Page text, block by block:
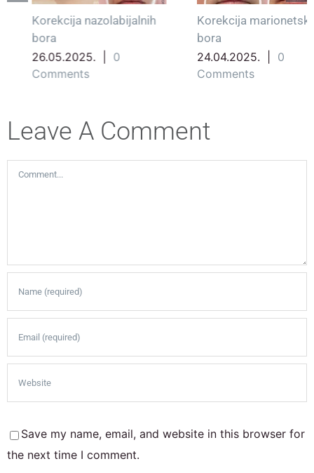
Korekcija nazolabijalnih
26.05.2025. | 0
Comments
Korekcija marionetskih
24.04.2025. | 0
Comments
Leave A Comment
Comment
Save my name, email, and website in this browser for
the next time I comment.